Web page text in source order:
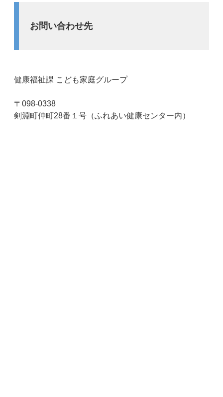
お問い合わせ先
健康福祉課 こども家庭グループ
〒098-0338
剣淵町仲町28番１号（ふれあい健康センター内）